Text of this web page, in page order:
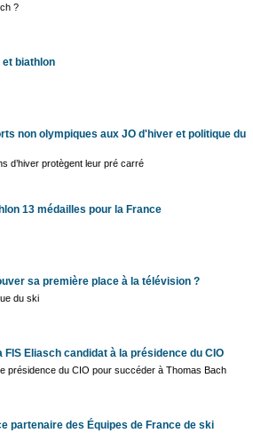
?
biathlon
non olympiques aux JO d'hiver et politique du
d’hiver protègent leur pré carré
13 médailles pour la France
sa première place à la télévision ?
du ski
FIS Eliasch candidat à la présidence du CIO
présidence du CIO pour succéder à Thomas Bach
partenaire des Équipes de France de ski